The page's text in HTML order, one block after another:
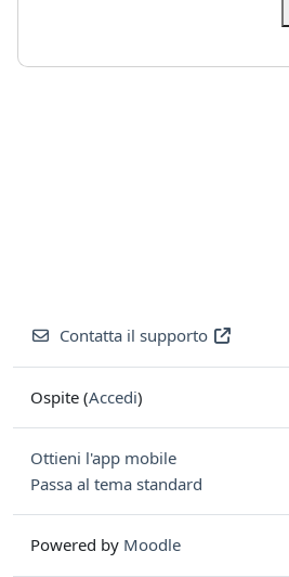
Contatta il supporto
Ospite (Accedi)
Ottieni l'app mobile
Passa al tema standard
Powered by Moodle